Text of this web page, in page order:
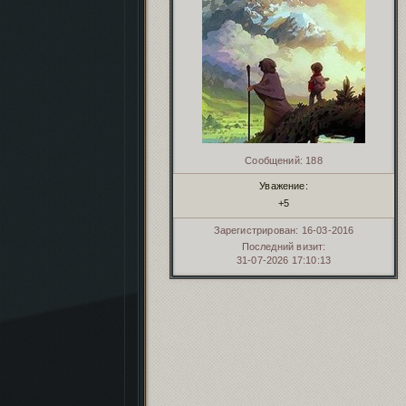
Сообщений: 188
Уважение:
+5
Зарегистрирован: 16-03-2016
Последний визит:
31-07-2026 17:10:13